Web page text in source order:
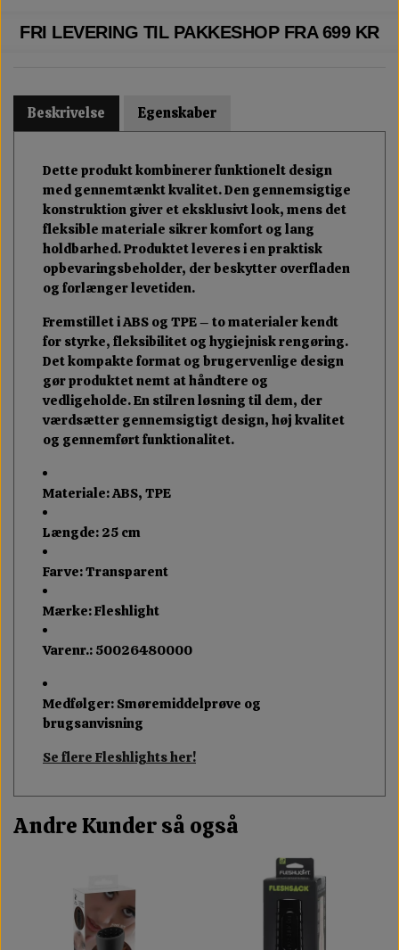
FRI LEVERING TIL PAKKESHOP FRA 699 KR
Beskrivelse Egenskaber
Dette produkt kombinerer funktionelt design
med gennemtænkt kvalitet. Den gennemsigtige
konstruktion giver et eksklusivt look, mens det
fleksible materiale sikrer komfort og lang
holdbarhed. Produktet leveres i en praktisk
opbevaringsbeholder, der beskytter overfladen
og forlænger levetiden.
Fremstillet i ABS og TPE – to materialer kendt
for styrke, fleksibilitet og hygiejnisk rengøring.
Det kompakte format og brugervenlige design
gør produktet nemt at håndtere og
vedligeholde. En stilren løsning til dem, der
værdsætter gennemsigtigt design, høj kvalitet
og gennemført funktionalitet.
Materiale: ABS, TPE
Længde: 25 cm
Farve: Transparent
Mærke: Fleshlight
Varenr.: 50026480000
Medfølger: Smøremiddelprøve og
brugsanvisning
Se flere Fleshlights her!
Andre Kunder så også